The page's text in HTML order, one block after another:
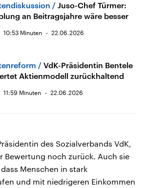
Juso-Chef Türmer:
an Beitragsjahre wäre besser
10:53 Minuten 22.06.2026
VdK-Präsidentin Bentele
Aktienmodell zurückhaltend
11:59 Minuten 22.06.2026
des Sozialverbands VdK,
Bewertung noch zurück. Auch sie
Menschen in stark
und mit niedrigeren Einkommen